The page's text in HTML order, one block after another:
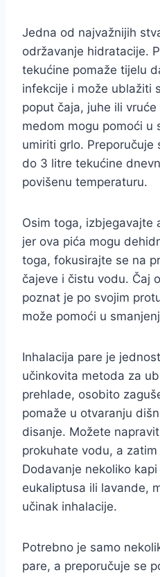
Jedna od najvažnijih
održavanje hidratacije.
tekućine pomaže tijelu
infekcije i može ublažiti
poput čaja, juhe ili
medom mogu pomoći u
umiriti grlo. Preporučuje
do 3 litre tekućine
povišenu temperaturu.
Osim toga, izbjegavajte
jer ova pića mogu
toga, fokusirajte se na
čajeve i čistu vodu. Čaj
poznat je po svojim
može pomoći u
Inhalacija pare je
učinkovita metoda za
prehlade, osobito
pomaže u otvaranju
disanje. Možete
prokuhate vodu, a
Dodavanje nekoliko
eukaliptusa ili lavande,
učinak inhalacije.
Potrebno je samo
pare, a preporučuje se